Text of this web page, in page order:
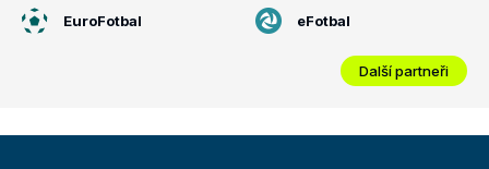
EuroFotbal eFotbal
Další partneři